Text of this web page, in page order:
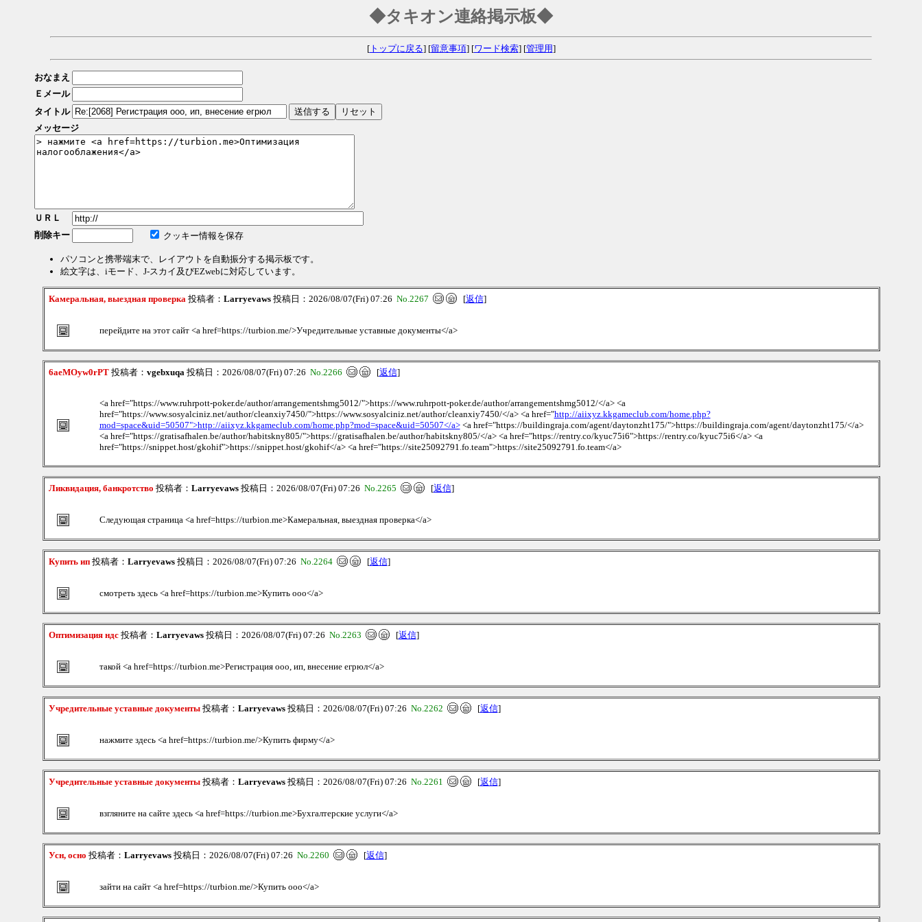
◆タキオン連絡掲示板◆
[トップに戻る] [留意事項] [ワード検索] [管理用]
おなまえ
Ｅメール
タイトル
メッセージ
ＵＲＬ
削除キー
クッキー情報を保存
パソコンと携帯端末で、レイアウトを自動振分する掲示板です。
絵文字は、iモード、J-スカイ及びEZwebに対応しています。
Камеральная, выездная проверка投稿者： Larryevaws投稿日：2026/08/07(Fri) 07:26 No.2267 [返信]
перейдите на этот сайт <a href=https://turbion.me/>Учредительные уставные документы</a>
6aeMOyw0rPT投稿者： vgebxuqa投稿日：2026/08/07(Fri) 07:26 No.2266 [返信]
<a href="https://www.ruhrpott-poker.de/author/arrangementshmg5012/">https://www.ruhrpott-poker.de/author/arrangementshmg5012/</a> <a
href="https://www.sosyalciniz.net/author/cleanxiy7450/">https://www.sosyalciniz.net/author/cleanxiy7450/</a> <a href="http://aiixyz.kkgameclub.com/home.php?
mod=space&uid=50507">http://aiixyz.kkgameclub.com/home.php?mod=space&uid=50507</a><a href="https://buildingraja.com/agent/daytonzht175/">https://buildingraja.com/agent/daytonzht175/</a>
<a href="https://gratisafhalen.be/author/habitskny805/">https://gratisafhalen.be/author/habitskny805/</a> <a href="https://rentry.co/kyuc75i6">https://rentry.co/kyuc75i6</a> <a
href="https://snippet.host/gkohif">https://snippet.host/gkohif</a> <a href="https://site25092791.fo.team">https://site25092791.fo.team</a>
Ликвидация, банкротство 投稿者： Larryevaws投稿日：2026/08/07(Fri) 07:26 No.2265 [返信]
Следующая страница <a href=https://turbion.me>Камеральная, выездная проверка</a>
Купить ип投稿者： Larryevaws投稿日：2026/08/07(Fri) 07:26 No.2264 [返信]
смотреть здесь <a href=https://turbion.me>Купить ооо</a>
Оптимизация ндс投稿者： Larryevaws投稿日：2026/08/07(Fri) 07:26 No.2263 [返信]
такой <a href=https://turbion.me>Регистрация ооо, ип, внесение егрюл</a>
Учредительные уставные документы投稿者： Larryevaws投稿日：2026/08/07(Fri) 07:26 No.2262 [返信]
нажмите здесь <a href=https://turbion.me/>Купить фирму</a>
Учредительные уставные документы投稿者： Larryevaws投稿日：2026/08/07(Fri) 07:26 No.2261 [返信]
взгляните на сайте здесь <a href=https://turbion.me>Бухгалтерские услуги</a>
Усн, осно 投稿者： Larryevaws投稿日：2026/08/07(Fri) 07:26 No.2260 [返信]
зайти на сайт <a href=https://turbion.me/>Купить ооо</a>